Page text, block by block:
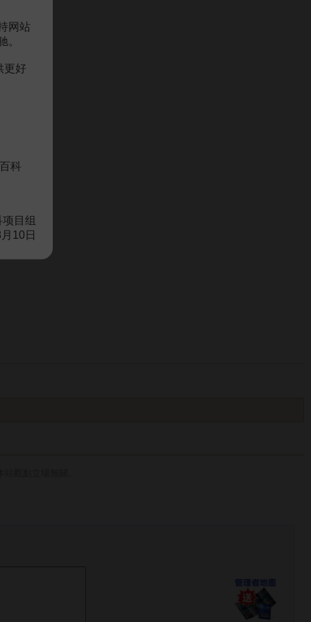
网站
。
更好
科
目组
10日